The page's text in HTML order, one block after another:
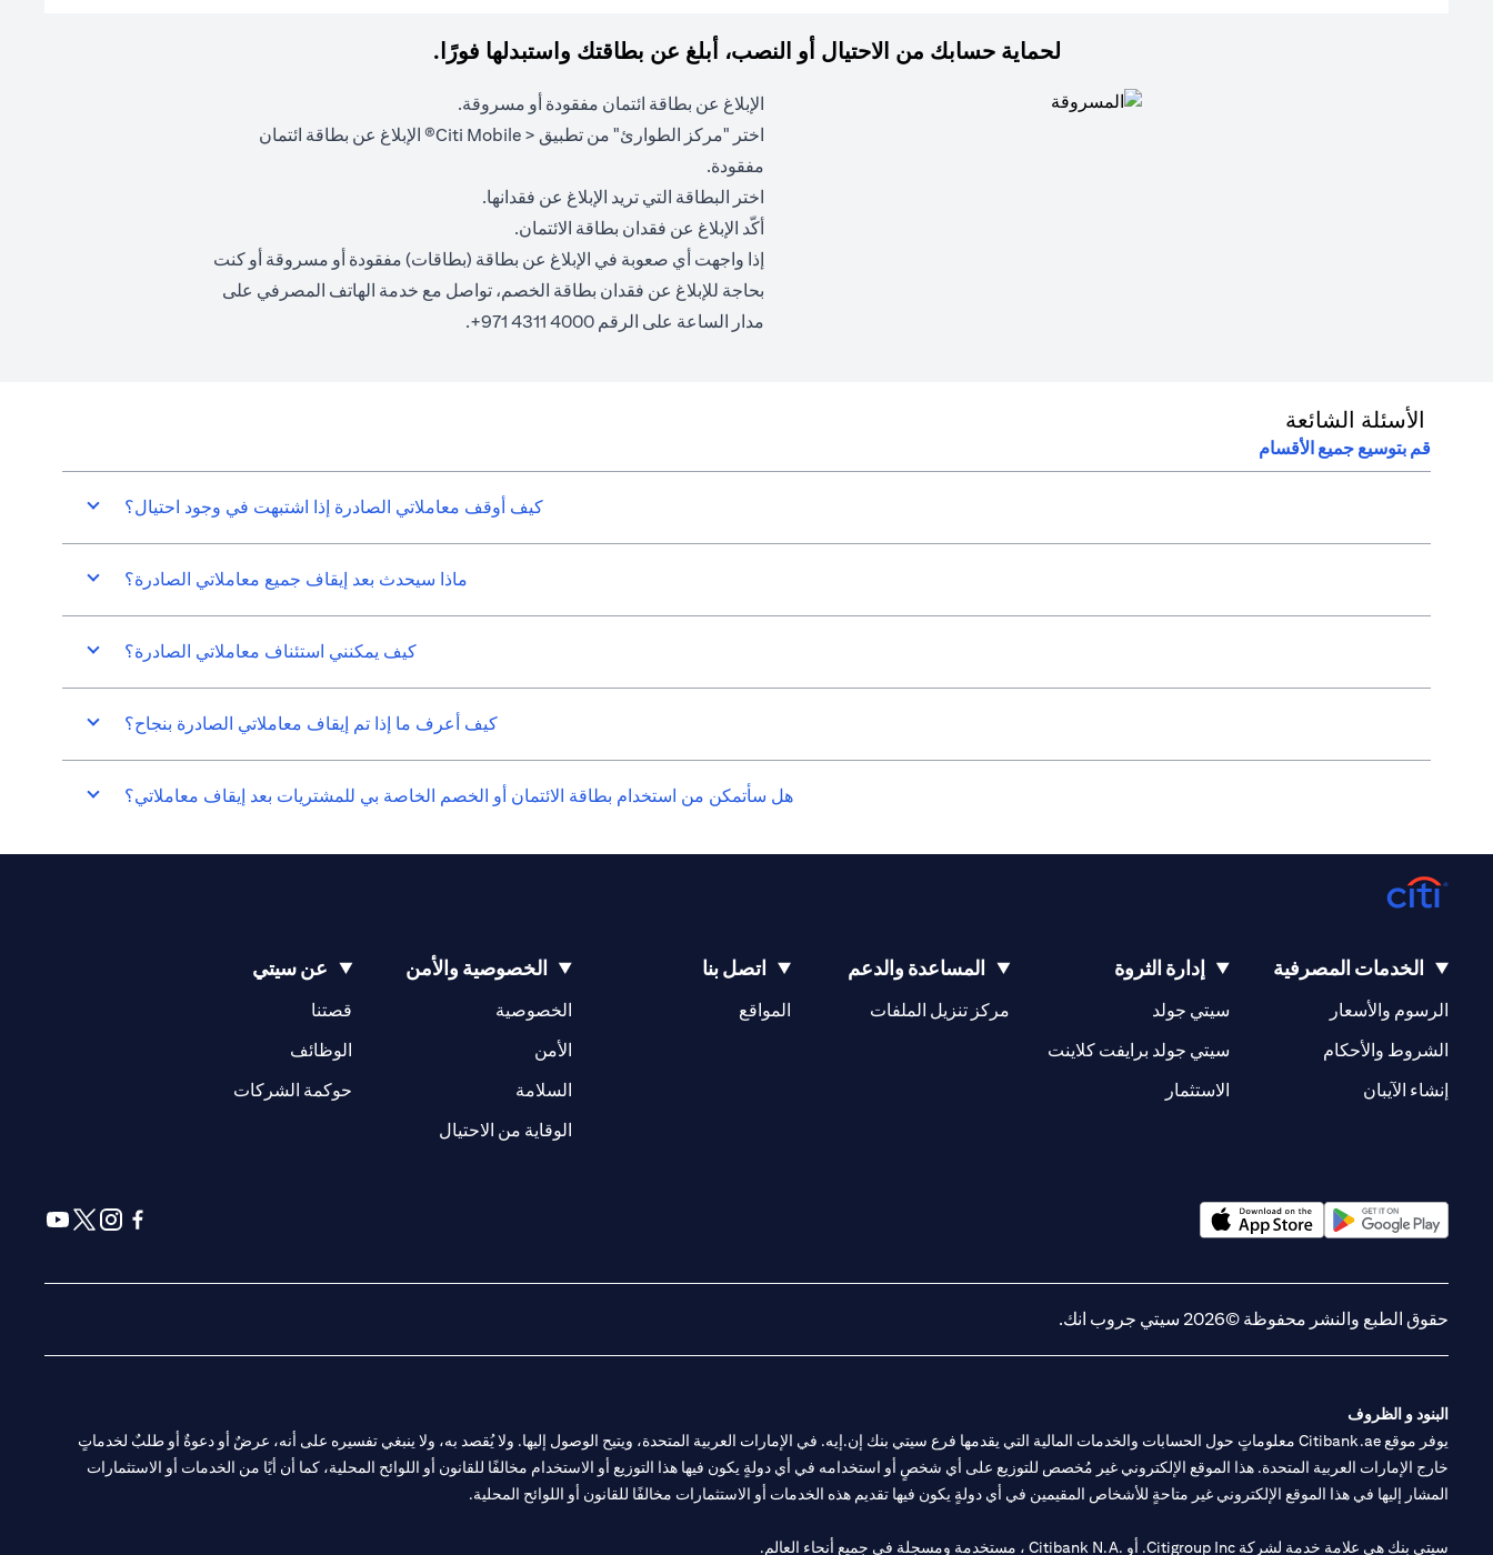
لحماية حسابك من الاحتيال أو النصب، أبلغ عن بطاقتك واستبدلها فورًا.
الإبلاغ عن بطاقة ائتمان مفقودة أو مسروقة.
اختر "مركز الطوارئ" من تطبيق < Citi Mobile® الإبلاغ عن بطاقة ائتمان
مفقودة.
اختر البطاقة التي تريد الإبلاغ عن فقدانها.
أكّد الإبلاغ عن فقدان بطاقة الائتمان.
إذا واجهت أي صعوبة في الإبلاغ عن بطاقة (بطاقات) مفقودة أو مسروقة أو كنت
بحاجة للإبلاغ عن فقدان بطاقة الخصم، تواصل مع خدمة الهاتف المصرفي على
مدار الساعة على الرقم 4000 4311 971+.
الأسئلة الشائعة
قم بتوسيع جميع الأقسام
كيف أوقف معاملاتي الصادرة إذا اشتبهت في وجود احتيال؟
ماذا سيحدث بعد إيقاف جميع معاملاتي الصادرة؟
كيف يمكنني استئناف معاملاتي الصادرة؟
كيف أعرف ما إذا تم إيقاف معاملاتي الصادرة بنجاح؟
هل سأتمكن من استخدام بطاقة الائتمان أو الخصم الخاصة بي للمشتريات بعد إيقاف معاملاتي؟
الخدمات المصرفية
الرسوم والأسعار
الشروط والأحكام
إنشاء الآيبان
إدارة الثروة
سيتي جولد
سيتي جولد برايفت كلاينت
الاستثمار
المساعدة والدعم
مركز تنزيل الملفات
اتصل بنا
المواقع
(opens in a new tab)
الخصوصية والأمن
الخصوصية
الأمن
السلامة
الوقاية من الاحتيال
عن سيتي
قصتنا
(opens in a new tab)
الوظائف
(opens in a new tab)
حوكمة الشركات
(opens in a new tab)
حقوق الطبع والنشر محفوظة ©2026 سيتي جروب انك.
البنود و الظروف
يوفر موقع Citibank.ae معلوماتٍ حول الحسابات والخدمات المالية التي يقدمها فرع سيتي بنك إن.إيه. في الإمارات العربية المتحدة، ويتيح الوصول إليها. ولا يُقصد به، ولا ينبغي تفسيره على أنه، عرضٌ أو دعوةٌ أو طلبٌ لخدماتٍ
خارج الإمارات العربية المتحدة. هذا الموقع الإلكتروني غير مُخصص للتوزيع على أي شخصٍ أو استخدامه في أي دولةٍ يكون فيها هذا التوزيع أو الاستخدام مخالفًا للقانون أو اللوائح المحلية، كما أن أيًا من الخدمات أو الاستثمارات
المشار إليها في هذا الموقع الإلكتروني غير متاحةٍ للأشخاص المقيمين في أي دولةٍ يكون فيها تقديم هذه الخدمات أو الاستثمارات مخالفًا للقانون أو اللوائح المحلية.
سيتي بنك هي علامة خدمة لشركة Citigroup Inc. أو .Citibank N.A ، مستخدمة ومسجلة في جميع أنحاء العالم.